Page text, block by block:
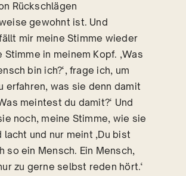
Rückschlägen
gewohnt ist. Und
mir meine Stimme wieder
Stimme in meinem Kopf. ‚Was
bin ich?‘, frage ich, um
erfahren, was sie denn damit
meintest du damit?‘ Und
noch, meine Stimme, wie sie
lacht und nur meint ‚Du bist
so ein Mensch. Ein Mensch,
zu gerne selbst reden hört.‘